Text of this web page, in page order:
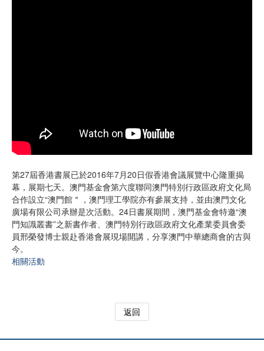
第27屆香港書展已於2016年7月20日假香港會議展覽中心隆重揭
幕，展期七天。澳門基金會第六度聯同澳門特別行政區政府文化局
合作設立“澳門館＂，澳門理工學院亦有參展支持，並由澳門文化
廣場有限公司承辦是次活動。24日書展期間，澳門基金會特邀“澳
門知識叢書”之新書作者、澳門特別行政區政府文化產業委員會委
員邢榮發博士親赴香港會展現場開講，分享澳門中華總商會的古與
今。
相關活動
返回